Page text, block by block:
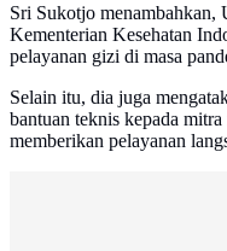
Sri Sukotjo menambahkan,
Kementerian Kesehatan
pelayanan gizi di masa
Selain itu, dia juga
bantuan teknis kepada
memberikan pelayanan